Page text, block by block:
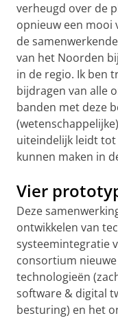
verheugd over de
opnieuw een mooi
de
van het Noorden
in de regio. Ik ben
bijdragen van alle
banden met deze
uiteindelijk leidt
kunnen maken in
Vier
Deze
ontwikkelen van
systeemintegratie
consortium
technologieën
software & digital
besturing) en het